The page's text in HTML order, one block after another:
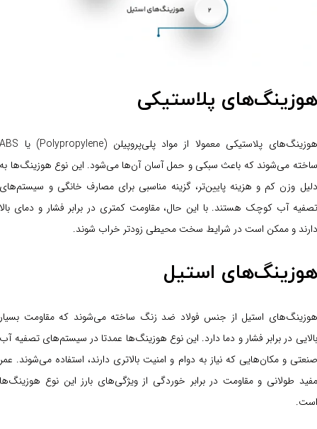
هوزینگ‌های پلاستیکی
هوزینگ‌های پلاستیکی معمولا از مواد پلی‌پروپیلن (Polypropylene) یا ABS
ساخته می‌شوند که باعث سبکی و حمل آسان آن‌ها می‌شود. این نوع هوزینگ‌ها به
دلیل وزن کم و هزینه پایین‌تر، گزینه مناسبی برای مصارف خانگی و سیستم‌های
تصفیه آب کوچک هستند. با این حال، مقاومت کمتری در برابر فشار و دمای بالا
دارند و ممکن است در شرایط سخت محیطی زودتر خراب شوند.
هوزینگ‌های استیل
هوزینگ‌های استیل از جنس فولاد ضد زنگ ساخته می‌شوند که مقاومت بسیار
بالایی در برابر فشار و دما دارد. این نوع هوزینگ‌ها عمدتا در سیستم‌های تصفیه آب
صنعتی و مکان‌هایی که نیاز به دوام و امنیت بالاتری دارند، استفاده می‌شوند. عمر
مفید طولانی و مقاومت در برابر خوردگی از ویژگی‌های بارز این نوع هوزینگ‌ها
است.